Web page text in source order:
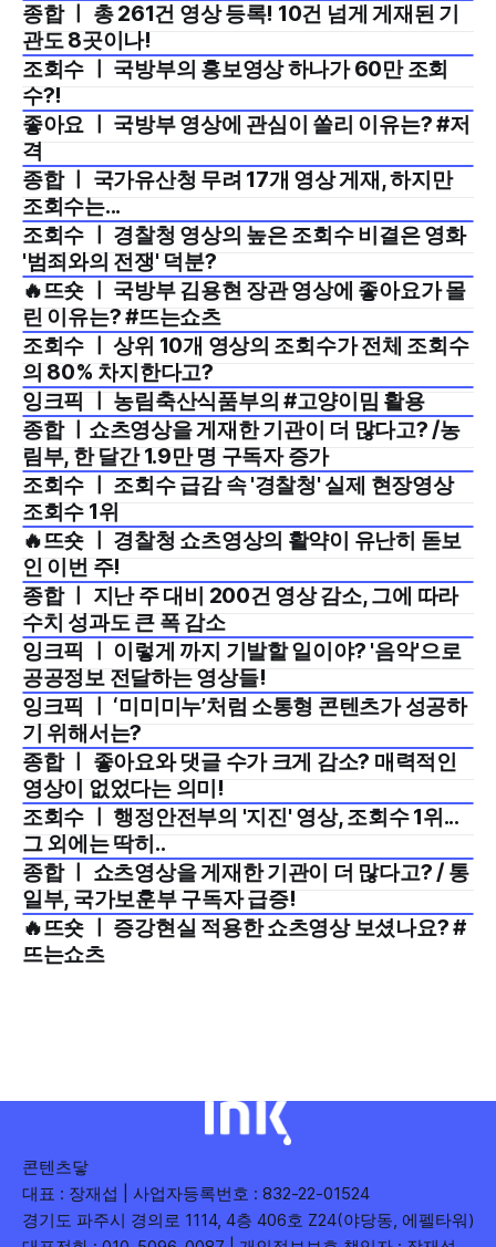
2024년 11월 2주
종합 ㅣ 총 261건 영상 등록! 10건 넘게 게재된 기
관도 8곳이나!
2024년 11월 1주
조회수 ㅣ 국방부의 홍보영상 하나가 60만 조회
수?!
2024년 10월 4주
좋아요 ㅣ 국방부 영상에 관심이 쏠리 이유는? #저
격
2024년 10월 4주
종합 ㅣ 국가유산청 무려 17개 영상 게재, 하지만
조회수는...
2024년 10월 2주
조회수 ㅣ 경찰청 영상의 높은 조회수 비결은 영화
'범죄와의 전쟁' 덕분?
2024년 10월 2주
🔥뜨숏 ㅣ 국방부 김용현 장관 영상에 좋아요가 몰
린 이유는? #뜨는쇼츠
2024년 10월 1주
조회수 ㅣ 상위 10개 영상의 조회수가 전체 조회수
의 80% 차지한다고?
2024년 9월 4주
잉크픽 ㅣ 농림축산식품부의 #고양이밈 활용
2024년 9월 4주
종합 ㅣ쇼츠영상을 게재한 기관이 더 많다고? /농
림부, 한 달간 1.9만 명 구독자 증가
2024년 9월 3주
조회수 ㅣ 조회수 급감 속 '경찰청' 실제 현장영상
조회수 1위
2024년 9월 4주
🔥뜨숏 ㅣ 경찰청 쇼츠영상의 활약이 유난히 돋보
인 이번 주!
2024년 9월 3주
종합 ㅣ 지난 주 대비 200건 영상 감소, 그에 따라
수치 성과도 큰 폭 감소
2024년 9월 2주
잉크픽 ㅣ 이렇게 까지 기발할 일이야? '음악'으로
공공정보 전달하는 영상들!
2024년 9월 1주
잉크픽 ㅣ ‘미미미누’처럼 소통형 콘텐츠가 성공하
기 위해서는?
2024년 9월 1주
종합 ㅣ 좋아요와 댓글 수가 크게 감소? 매력적인
영상이 없었다는 의미!
2024년 8월 5주
조회수 ㅣ 행정안전부의 '지진' 영상, 조회수 1위...
그 외에는 딱히..
2024년 8월 5주
종합 ㅣ 쇼츠영상을 게재한 기관이 더 많다고? / 통
일부, 국가보훈부 구독자 급증!
2024년 8월 4주
🔥뜨숏 ㅣ 증강현실 적용한 쇼츠영상 보셨나요? #
뜨는쇼츠
콘텐츠닿
대표 : 장재섭 | 사업자등록번호 : 832-22-01524
경기도 파주시 경의로 1114, 4층 406호 Z24(야당동, 에펠타워)